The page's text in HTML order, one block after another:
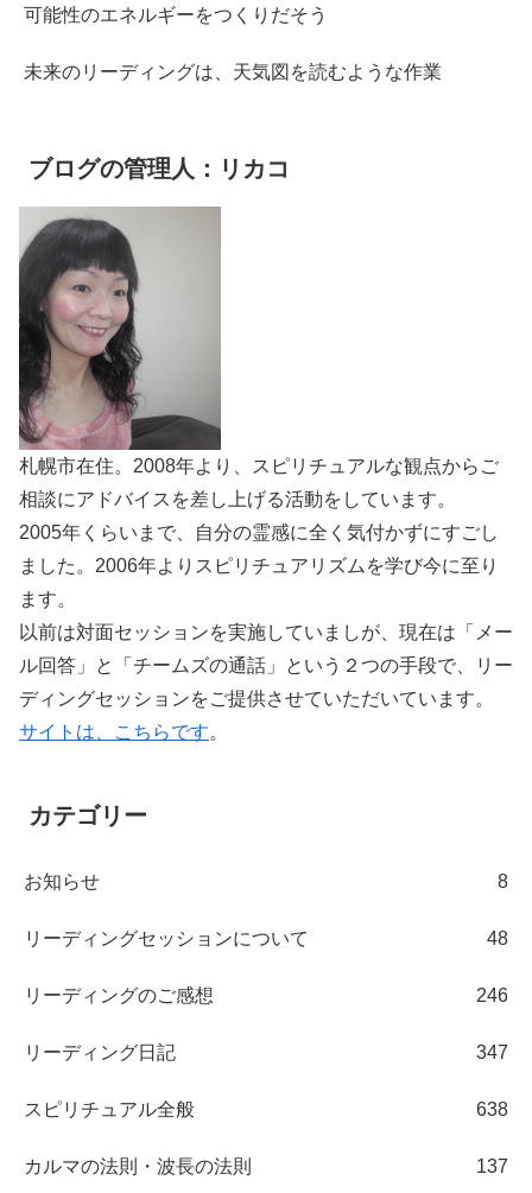
可能性のエネルギーをつくりだそう
未来のリーディングは、天気図を読むような作業
ブログの管理人：リカコ
札幌市在住。2008年より、スピリチュアルな観点からご
相談にアドバイスを差し上げる活動をしています。
2005年くらいまで、自分の霊感に全く気付かずにすごし
ました。2006年よりスピリチュアリズムを学び今に至り
ます。
以前は対面セッションを実施していましが、現在は「メー
ル回答」と「チームズの通話」という２つの手段で、リー
ディングセッションをご提供させていただいています。
サイトは、こちらです。
カテゴリー
お知らせ 8
リーディングセッションについて 48
リーディングのご感想 246
リーディング日記 347
スピリチュアル全般 638
カルマの法則・波長の法則 137